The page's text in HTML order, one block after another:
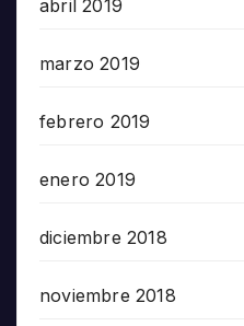
abril 2019
marzo 2019
febrero 2019
enero 2019
diciembre 2018
noviembre 2018